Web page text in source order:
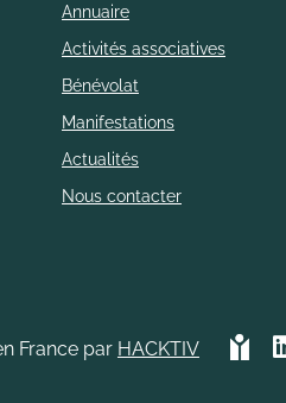
Annuaire
Activités associatives
Bénévolat
Manifestations
Actualités
Nous contacter
France par HACKTIV